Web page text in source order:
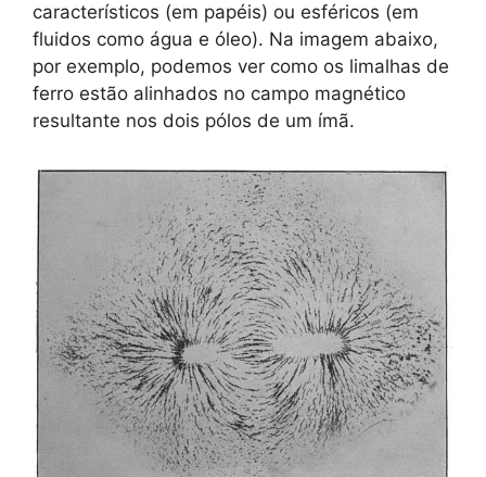
característicos (em papéis) ou esféricos (em
fluidos como água e óleo). Na imagem abaixo,
por exemplo, podemos ver como os limalhas de
ferro estão alinhados no campo magnético
resultante nos dois pólos de um ímã.